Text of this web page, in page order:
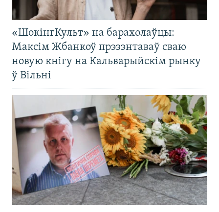
«ШокінгКульт» на барахолаўцы:
Максім Жбанкоў прэзэнтаваў сваю
новую кнігу на Кальварыйскім рынку
ў Вільні